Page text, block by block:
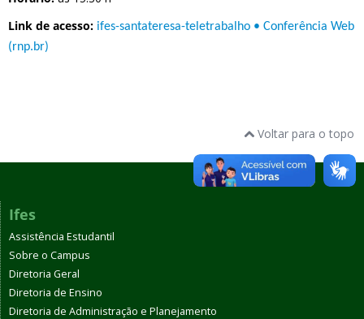
Link de acesso: ifes-santateresa-teletrabalho • Conferência Web
(rnp.br)
Voltar para o topo
Ifes
Assistência Estudantil
Sobre o Campus
Diretoria Geral
Diretoria de Ensino
Diretoria de Administração e Planejamento